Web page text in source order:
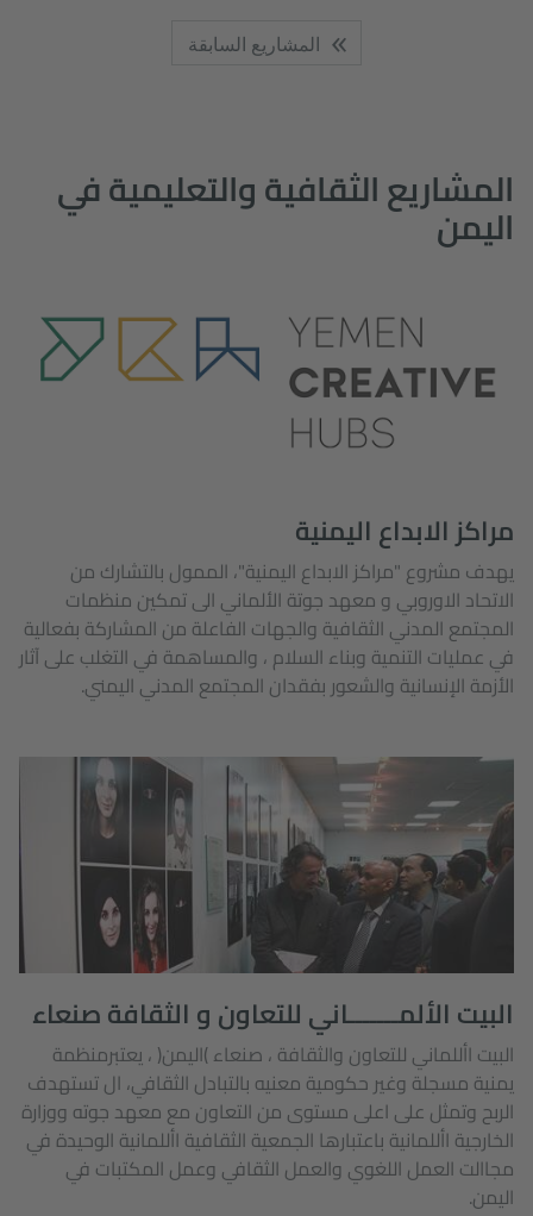
المشاريع السابقة
المشاريع الثقافية والتعليمية في
اليمن
مراكز الابداع اليمنية
يهدف مشروع "مراكز الابداع اليمنية"، الممول بالتشارك من
الاتحاد الاوروبي و معهد جوتة الألماني الى تمكين منظمات
المجتمع المدني الثقافية والجهات الفاعلة من المشاركة بفعالية
في عمليات التنمية وبناء السلام ، والمساهمة في التغلب على آثار
الأزمة الإنسانية والشعور بفقدان المجتمع المدني اليمني.
البيت الألمـــــــاني للتعاون و الثقافة صنعاء
البيت األلماني للتعاون والثقافة ، صنعاء )اليمن( ، يعتبرمنظمة
يمنية مسجلة وغير حكومية معنيه بالتبادل الثقافي، ال تستهدف
الربح وتمثل على اعلى مستوى من التعاون مع معهد جوته ووزارة
الخارجية األلمانية باعتبارها الجمعية الثقافية األلمانية الوحيدة في
مجاالت العمل اللغوي والعمل الثقافي وعمل المكتبات في
اليمن.